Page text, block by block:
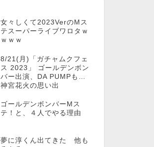
女々しくて2023VerのMス
テスーパーライブワロタｗ
ｗｗｗ
8/21(月)「ガチャムクフェ
ス 2023」 ゴールデンボン
バー出演、DA PUMPも…
神宮花火の思い出
ゴールデンボンバーMス
テ！と、４人でやる理由
夢に淳くん出てきた 他も